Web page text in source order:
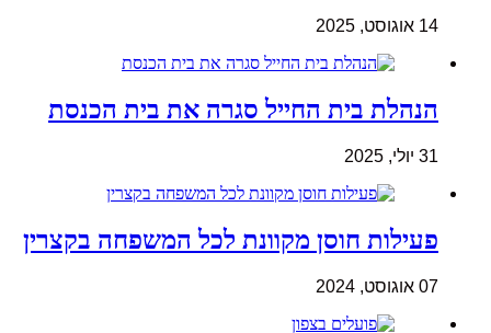
14 אוגוסט, 2025
הנהלת בית החייל סגרה את בית הכנסת
31 יולי, 2025
פעילות חוסן מקוונת לכל המשפחה בקצרין
07 אוגוסט, 2024